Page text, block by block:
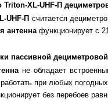
XL-UHF-П
UHF-П считается
антеннафункционирует с
пассивной
не обладает
при любых
без перебоев